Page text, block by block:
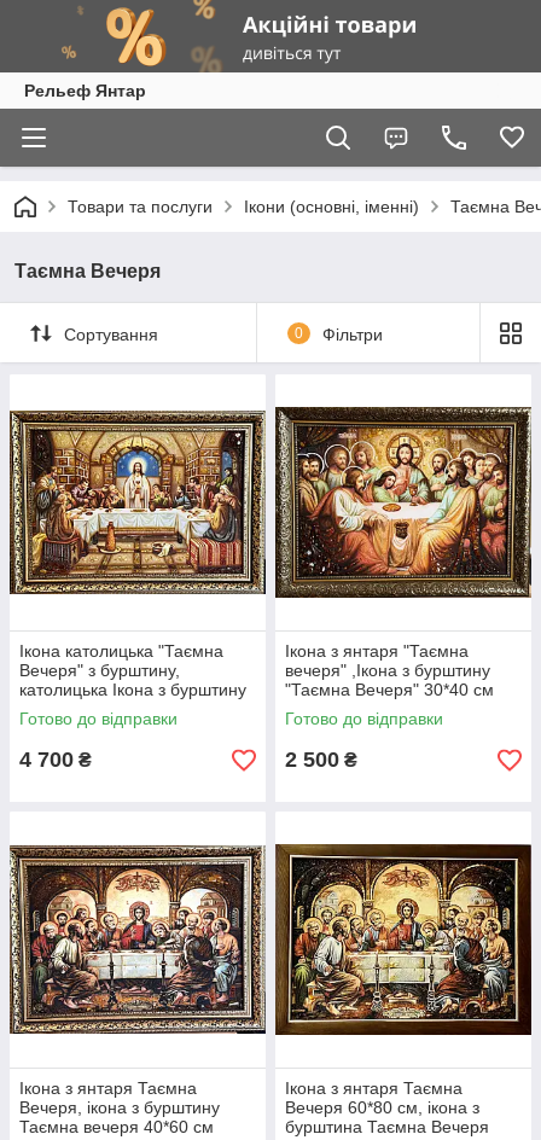
Рельеф Янтар
Товари та послуги Ікони (основні, іменні) Таємна
Таємна Вечеря
Сортування 0 Фільтри
Ікона католицька "Таємна
Вечеря" з бурштину,
католицька Ікона з бурштину
" Таємна Вечеря" 40*60 см
Готово до відправки
4 700 ₴
Ікона з янтаря "Таємна
вечеря" ,Ікона з бурштину
"Таємна Вечеря" 30*40 см
Готово до відправки
2 500 ₴
Ікона з янтаря Таємна
Вечеря, ікона з бурштину
Таємна вечеря 40*60 см
Ікона з янтаря Таємна
Вечеря 60*80 см, ікона з
бурштина Таємна Вечеря